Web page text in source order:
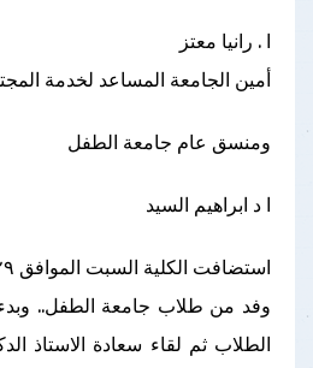
ا . رانيا معتز
أمين الجامعة المساعد لخدمة
ومنسق عام جامعة الطفل
ا د ابراهيم السيد
استضافت الكلية السبت الموافق ٢٩-٧-٢٠٢٣
وفد من طلاب جامعة الطفل.. وبدء
الطلاب ثم لقاء سعادة الاستاذ